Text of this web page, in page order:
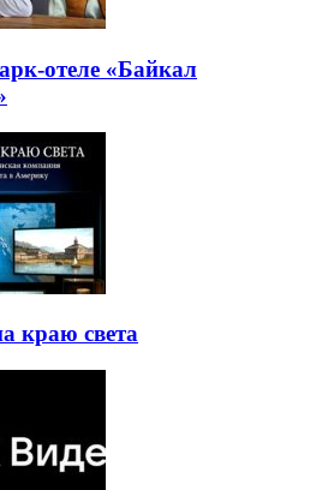
отеле «Байкал
краю света